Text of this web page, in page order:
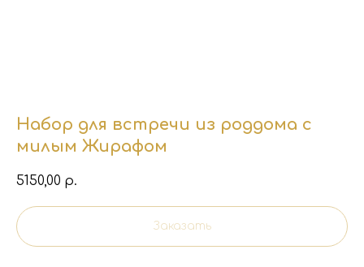
Набор для встречи из роддома с
милым Жирафом
5150,00 р.
Заказать